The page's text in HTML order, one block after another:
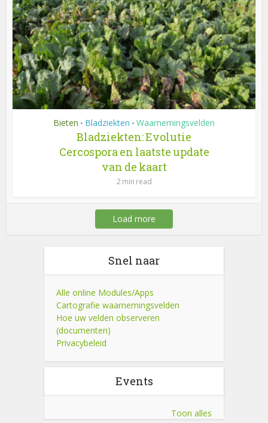
Bieten • Bladziekten • Waarnemingsvelden
Bladziekten: Evolutie
Cercospora en laatste update
van de kaart
2 min read
Load more
Snel naar
Alle online Modules/Apps
Cartografie waarnemingsvelden
Hoe uw velden observeren
(documenten)
Privacybeleid
Events
Toon alles